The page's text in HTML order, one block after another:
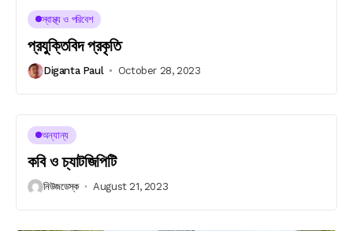
স্বাস্থ্য ও পরিবেশ
প্রযুক্তিবিদ প্রকৃতি
Diganta Paul October 28, 2023
অন্যান্য
কবি ও চ্যাটজিপিটি
নিউজডেস্ক August 21, 2023